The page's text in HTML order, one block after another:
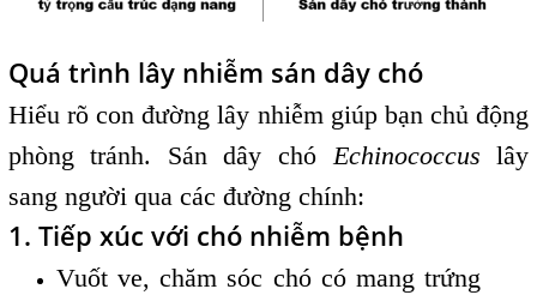
Quá trình lây nhiễm sán dây chó
Hiểu rõ con đường lây nhiễm giúp bạn chủ động
phòng tránh. Sán dây chó Echinococcus lây
sang người qua các đường chính:
1. Tiếp xúc với chó nhiễm bệnh
Vuốt ve, chăm sóc chó có mang trứng